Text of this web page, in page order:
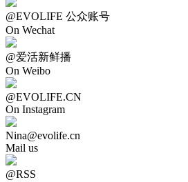
@EVOLIFE 公众账号
On Wechat
@爱活新鲜播
On Weibo
@EVOLIFE.CN
On Instagram
Nina@evolife.cn
Mail us
@RSS